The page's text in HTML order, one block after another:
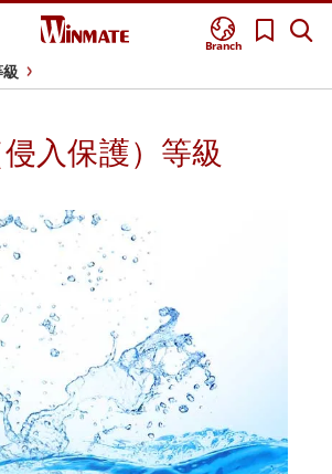
Branch
入保護）等級